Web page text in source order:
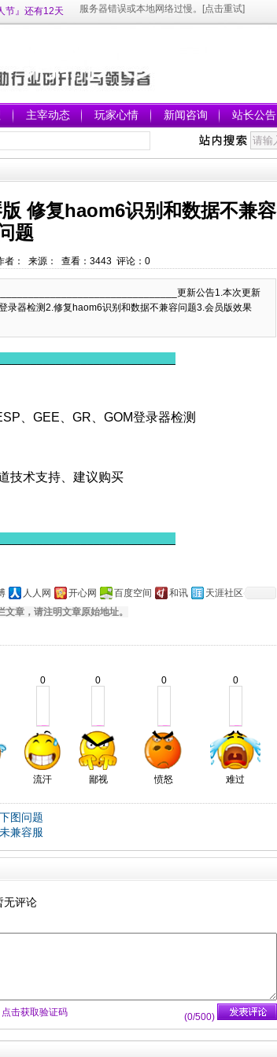
节』还有12天
主宰动态 玩家心情 新闻咨询 站长公告
修复haom6识别和数据不兼容
题
者： 来源： 查看： 3443 评论： 0
更新公告1.本次更新
录器检测2.修复haom6识别和数据不兼容问题3.会员版效果
、GEE GR 、GOM登录器检测
技术支持、建议购买
人人网 开心网 百度空间 和讯
天涯社区
章，请注明文章原始地址。
0
流汗
0
鄙视
0
愤怒
0
难过
图问题
兼容服
无评论
(0/500)
点击获取验证码